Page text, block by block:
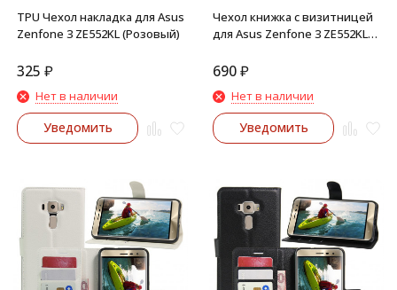
TPU Чехол накладка для Asus
Zenfone 3 ZE552KL (Розовый)
325 ₽
Нет в наличии
Уведомить
Чехол книжка с визитницей
для Asus Zenfone 3 ZE552KL
690₽
Нет в наличии
Уведомить